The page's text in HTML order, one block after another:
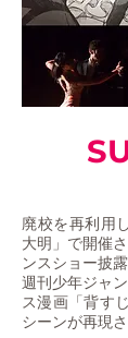
廃校を再利用
大明」で開催
ンスショー披露
週刊少年ジャ
ス漫画「背す
シーンが再現さ